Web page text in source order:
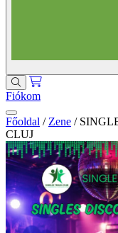
Fiókom
Főoldal / Zene /
CLUJ